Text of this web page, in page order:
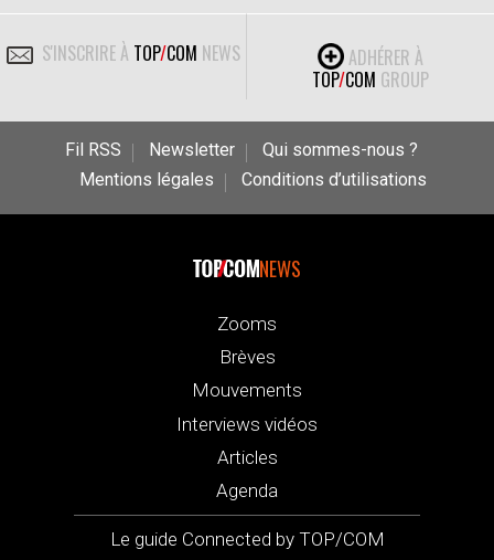
S'INSCRIRE À TOP/COM NEWS
ADHÉRER À
TOP/COM GROUP
Fil RSS Newsletter
Qui sommes-nous ?
Mentions légales
Conditions d’utilisations
NEWS
Zooms
Brèves
Mouvements
Interviews vidéos
Articles
Agenda
Le guide Connected by TOP/COM